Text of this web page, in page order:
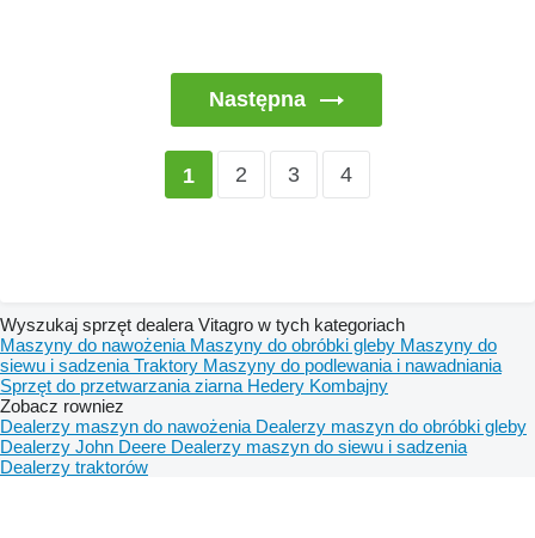
Następna
1 2 3 4
Wyszukaj sprzęt dealera Vitagro w tych kategoriach
Maszyny do nawożenia Maszyny do obróbki gleby Maszyny do
siewu i sadzenia Traktory Maszyny do podlewania i nawadniania
Sprzęt do przetwarzania ziarna Hedery Kombajny
Zobacz rowniez
Dealerzy maszyn do nawożenia Dealerzy maszyn do obróbki gleby
Dealerzy John Deere Dealerzy maszyn do siewu i sadzenia
Dealerzy traktorów